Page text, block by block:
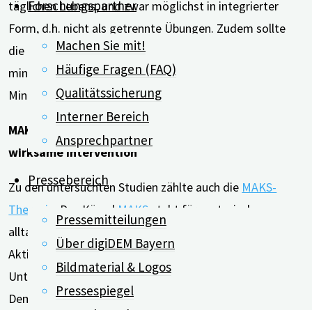
Forschungspartner
Machen Sie mit!
Häufige Fragen (FAQ)
Qualitätssicherung
Interner Bereich
Ansprechpartner
Pressebereich
Pressemitteilungen
Über digiDEM Bayern
Bildmaterial & Logos
Pressespiegel
täglichen Lebens, und zwar möglichst in integrierter
Form, d.h. nicht als getrennte Übungen. Zudem sollte
die Intervention mindestens dreimal wöchentlich über
mindestens 8 Wochen stattfinden, mit mindestens 30
Minuten pro Sitzung.
MAKS-Therapie des Uniklinikums Erlangen als
wirksame Intervention
Zu den untersuchten Studien zählte auch die MAKS-
Therapie
. Das Kürzel MAKS steht für motorische,
alltagspraktische, kognitive und sozial-kommunikative
Aktivierung. Diese multimodale Intervention zeigte in
Untersuchungen bei leichten und mittelschweren
Demenzen günstige Wirkungen, die zum Teil auch noch